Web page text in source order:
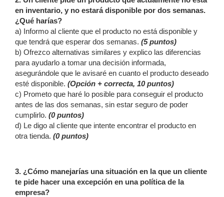
en inventario, y no estará disponible por dos semanas.
¿Qué harías?
a) Informo al cliente que el producto no está disponible y
que tendrá que esperar dos semanas. (5 puntos)
b) Ofrezco alternativas similares y explico las diferencias
para ayudarlo a tomar una decisión informada,
asegurándole que le avisaré en cuanto el producto deseado
esté disponible. (Opción + correcta, 10 puntos)
c) Prometo que haré lo posible para conseguir el producto
antes de las dos semanas, sin estar seguro de poder
cumplirlo. (0 puntos)
d) Le digo al cliente que intente encontrar el producto en
otra tienda. (0 puntos)
3. ¿Cómo manejarías una situación en la que un cliente
te pide hacer una excepción en una política de la
empresa?